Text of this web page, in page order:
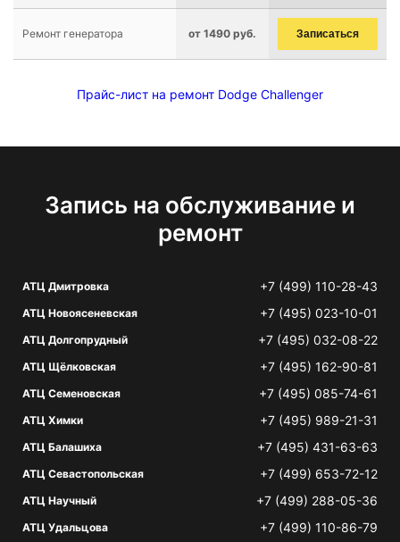
Ремонт генератора от 1490 руб. Записаться
Прайс-лист на ремонт Dodge Challenger
Запись на обслуживание и
ремонт
АТЦ Дмитровка +7 (499) 110-28-43
АТЦ Новоясеневская +7 (495) 023-10-01
АТЦ Долгопрудный +7 (495) 032-08-22
АТЦ Щёлковская +7 (495) 162-90-81
АТЦ Семеновская +7 (495) 085-74-61
АТЦ Химки +7 (495) 989-21-31
АТЦ Балашиха +7 (495) 431-63-63
АТЦ Севастопольская +7 (499) 653-72-12
АТЦ Научный +7 (499) 288-05-36
АТЦ Удальцова +7 (499) 110-86-79